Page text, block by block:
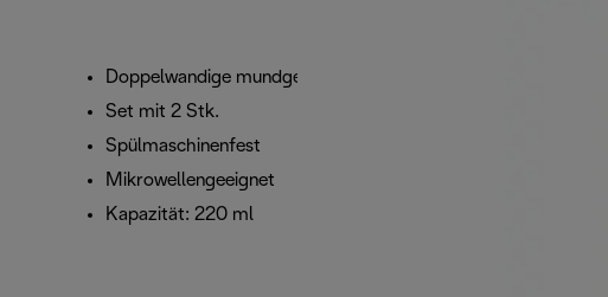
Doppelwandige mundgeblasene Borosilikatgläser
Set mit 2 Stk.
Spülmaschinenfest
Mikrowellengeeignet
Kapazität: 220 ml